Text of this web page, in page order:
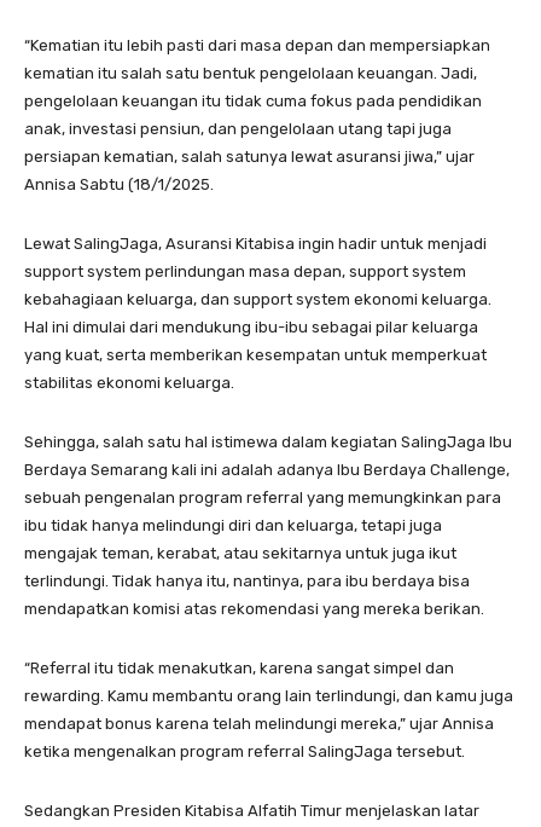
“Kematian itu lebih pasti dari masa depan dan mempersiapkan
kematian itu salah satu bentuk pengelolaan keuangan. Jadi,
pengelolaan keuangan itu tidak cuma fokus pada pendidikan
anak, investasi pensiun, dan pengelolaan utang tapi juga
persiapan kematian, salah satunya lewat asuransi jiwa,” ujar
Annisa Sabtu (18/1/2025.
Lewat SalingJaga, Asuransi Kitabisa ingin hadir untuk menjadi
support system perlindungan masa depan, support system
kebahagiaan keluarga, dan support system ekonomi keluarga.
Hal ini dimulai dari mendukung ibu-ibu sebagai pilar keluarga
yang kuat, serta memberikan kesempatan untuk memperkuat
stabilitas ekonomi keluarga.
Sehingga, salah satu hal istimewa dalam kegiatan SalingJaga Ibu
Berdaya Semarang kali ini adalah adanya Ibu Berdaya Challenge,
sebuah pengenalan program referral yang memungkinkan para
ibu tidak hanya melindungi diri dan keluarga, tetapi juga
mengajak teman, kerabat, atau sekitarnya untuk juga ikut
terlindungi. Tidak hanya itu, nantinya, para ibu berdaya bisa
mendapatkan komisi atas rekomendasi yang mereka berikan.
“Referral itu tidak menakutkan, karena sangat simpel dan
rewarding. Kamu membantu orang lain terlindungi, dan kamu juga
mendapat bonus karena telah melindungi mereka,” ujar Annisa
ketika mengenalkan program referral SalingJaga tersebut.
Sedangkan Presiden Kitabisa Alfatih Timur menjelaskan latar